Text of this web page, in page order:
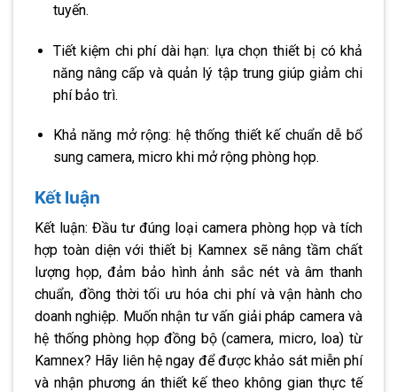
tuyến.
Tiết kiệm chi phí dài hạn: lựa chọn thiết bị có khả
năng nâng cấp và quản lý tập trung giúp giảm chi
phí bảo trì.
Khả năng mở rộng: hệ thống thiết kế chuẩn dễ bổ
sung camera, micro khi mở rộng phòng họp.
Kết luận
Kết luận: Đầu tư đúng loại camera phòng họp và tích
hợp toàn diện với thiết bị Kamnex sẽ nâng tầm chất
lượng họp, đảm bảo hình ảnh sắc nét và âm thanh
chuẩn, đồng thời tối ưu hóa chi phí và vận hành cho
doanh nghiệp. Muốn nhận tư vấn giải pháp camera và
hệ thống phòng họp đồng bộ (camera, micro, loa) từ
Kamnex? Hãy liên hệ ngay để được khảo sát miễn phí
và nhận phương án thiết kế theo không gian thực tế